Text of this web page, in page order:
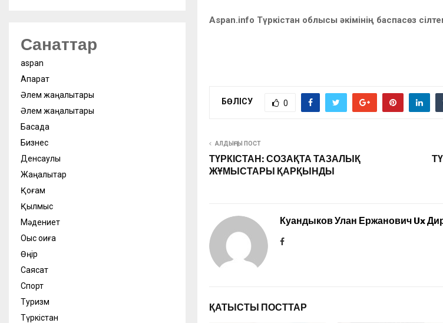
Aspan.info Түркістан облысы әкімінің баспасөз
БӨЛІСУ 0
АЛДЫҢҒЫ ПОСТ
ТҮРКІСТАН: СОЗАҚТА ТАЗАЛЫҚ
ЖҰМЫСТАРЫ ҚАРҚЫНДЫ
Куандыков Улан Ержанович Ux
ҚАТЫСТЫ ПОСТТАР
Санаттар
aspan
Ақпарат
Әлем жаңалықтары
Әлем жаңалықтары
Басқада
Бизнес
Денсаулық
Жаңалықтар
Қоғам
Қылмыс
Мәдениет
Оқыс оқиға
Өңір
Саясат
Спорт
Туризм
Түркістан